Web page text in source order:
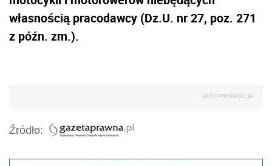
własnością pracodawcy (Dz.U. nr 27, poz. 271
z późn. zm.).
AUTOPROMOCJA
Źródło: